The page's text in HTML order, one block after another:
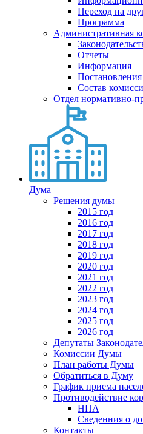
Переход на
Программа
Административная
Отчеты
Информация
Постановления
Состав
Отдел нормативно-
Дума
Решения думы
2015 год
2016 год
2017 год
2018 год
2019 год
2020 год
2021 год
2022 год
2023 год
2024 год
2025 год
2026 год
Депутаты
Комиссии Думы
План работы Думы
Обратиться в Думу
График приема
Противодействие
НПА
Сведенния о
Контакты